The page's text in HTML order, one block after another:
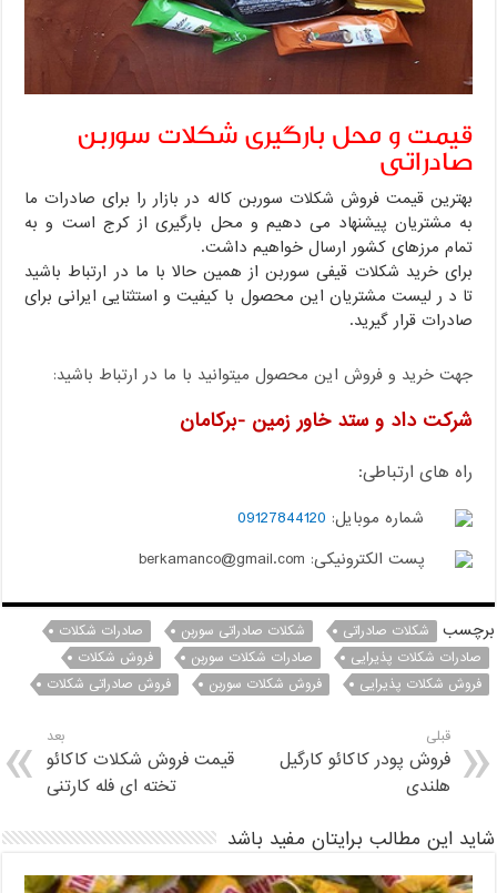
قیمت و محل بارگیری شکلات سوربن
صادراتی
بهترین قیمت فروش شکلات سوربن کاله در بازار را برای صادرات ما
به مشتریان پیشنهاد می دهیم و محل بارگیری از کرج است و به
تمام مرزهای کشور ارسال خواهیم داشت.
برای خرید شکلات قیفی سوربن از همین حالا با ما در ارتباط باشید
تا د ر لیست مشتریان این محصول با کیفیت و استثنایی ایرانی برای
صادرات قرار گیرید.
جهت خرید و فروش این محصول میتوانید با ما در ارتباط باشید:
شرکت داد و ستد خاور زمین -برکامان
راه های ارتباطی:
شماره موبایل: 09127844120
پست الکترونیکی: berkamanco@gmail.com
برچسب شکلات صادراتی شکلات صادراتی سوربن
صادرات شکلات
صادرات شکلات پذیرایی
صادرات شکلات سوربن
فروش شکلات
فروش شکلات پذیرایی
فروش شکلات سوربن فروش صادراتی شکلات
قبلی
فروش پودر کاکائو کارگیل
هلندی
بعد
قیمت فروش شکلات کاکائو
تخته ای فله کارتنی
شاید این مطالب برایتان مفید باشد